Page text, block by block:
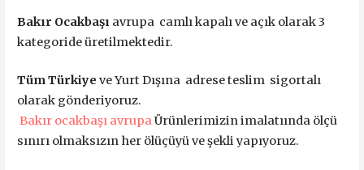
Bakır Ocakbaşıavrupa camlı kapalı ve açık olarak 3
kategoride üretilmektedir.
Tüm Türkiye ve Yurt Dışına adrese teslim sigortalı
olarak gönderiyoruz.
Bakır ocakbaşı avrupaÜrünlerimizin imalatıında ölçü
sınırı olmaksızın her ölüçüyü ve şekli yapıyoruz.